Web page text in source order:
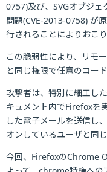
0757)及び、SVGオブジ
問題(CVE-2013-0758) が
行されることによりおこり
この脆弱性により、リモ
と同じ権限で任意のコー
攻撃者は、特別に細工し
キュメント内でFirefoxを
した電子メールを送信し
オンしているユーザと同
今回、FirefoxのChrome